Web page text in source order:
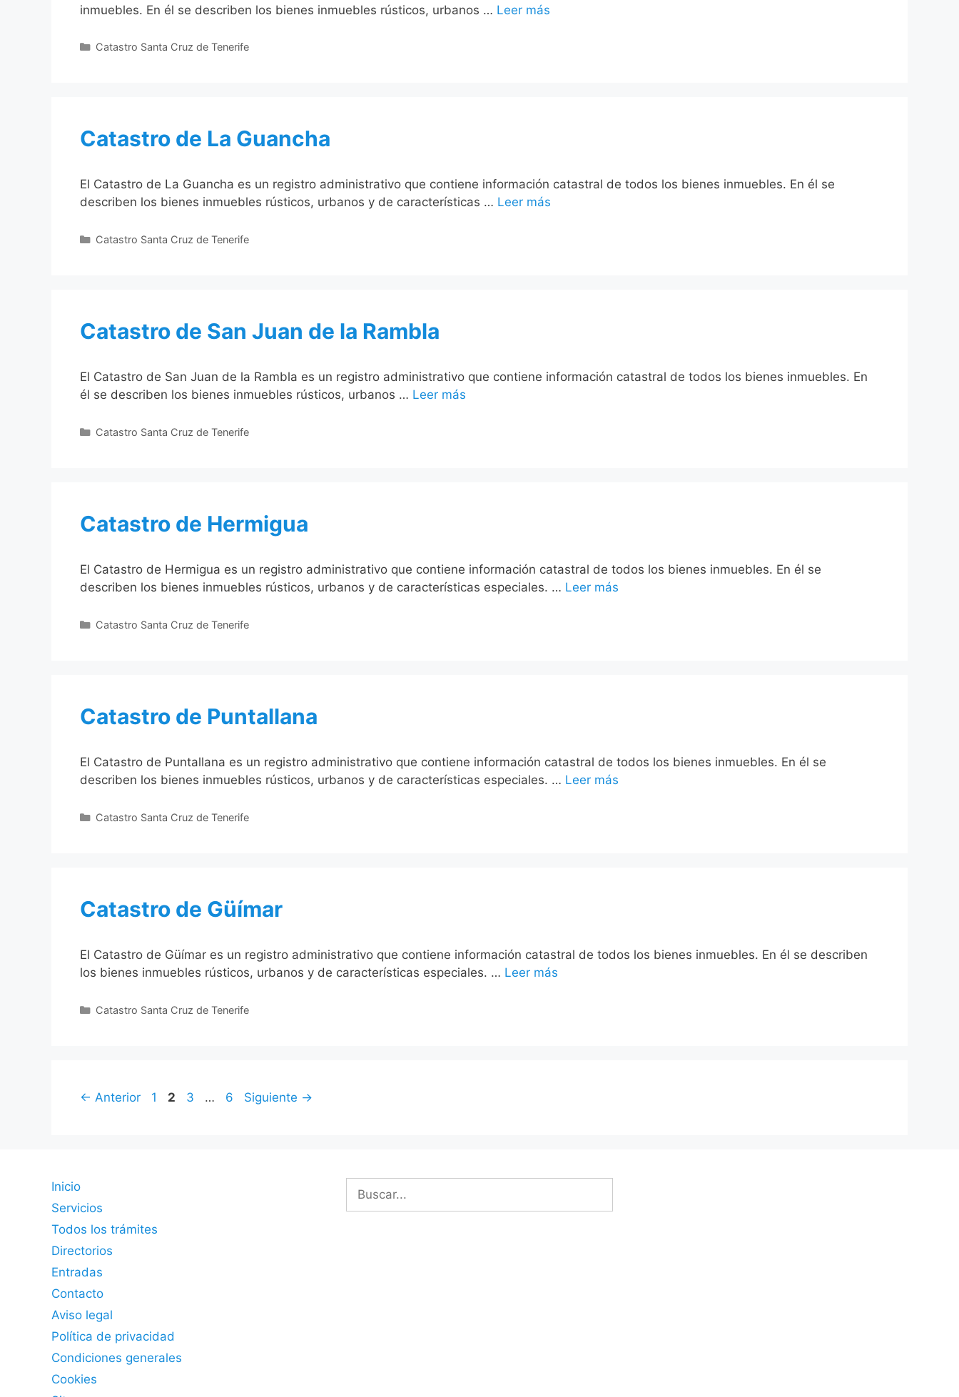
inmuebles. En él se describen los bienes inmuebles rústicos, urbanos … Leer más
Categorías
Catastro Santa Cruz de Tenerife
Catastro de La Guancha
El Catastro de La Guancha es un registro administrativo que contiene información catastral de todos los bienes inmuebles. En él se
describen los bienes inmuebles rústicos, urbanos y de características … Leer más
Categorías
Catastro Santa Cruz de Tenerife
Catastro de San Juan de la Rambla
El Catastro de San Juan de la Rambla es un registro administrativo que contiene información catastral de todos los bienes inmuebles. En
él se describen los bienes inmuebles rústicos, urbanos … Leer más
Categorías
Catastro Santa Cruz de Tenerife
Catastro de Hermigua
El Catastro de Hermigua es un registro administrativo que contiene información catastral de todos los bienes inmuebles. En él se
describen los bienes inmuebles rústicos, urbanos y de características especiales. … Leer más
Categorías
Catastro Santa Cruz de Tenerife
Catastro de Puntallana
El Catastro de Puntallana es un registro administrativo que contiene información catastral de todos los bienes inmuebles. En él se
describen los bienes inmuebles rústicos, urbanos y de características especiales. … Leer más
Categorías
Catastro Santa Cruz de Tenerife
Catastro de Güímar
El Catastro de Güímar es un registro administrativo que contiene información catastral de todos los bienes inmuebles. En él se describen
los bienes inmuebles rústicos, urbanos y de características especiales. … Leer más
Categorías
Catastro Santa Cruz de Tenerife
← Anterior Página
1 Página
2 Página
3 … Página
6 Siguiente →
Inicio
Servicios
Todos los trámites
Directorios
Entradas
Contacto
Aviso legal
Política de privacidad
Condiciones generales
Cookies